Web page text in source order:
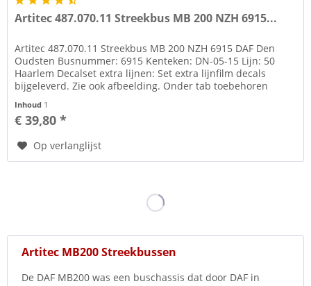
Artitec 487.070.11 Streekbus MB 200 NZH 6915...
Artitec 487.070.11 Streekbus MB 200 NZH 6915 DAF Den
Oudsten Busnummer: 6915 Kenteken: DN-05-15 Lijn: 50
Haarlem Decalset extra lijnen: Set extra lijnfilm decals
bijgeleverd. Zie ook afbeelding. Onder tab toebehoren
Inhoud 1
€ 39,80 *
Op verlanglijst
Artitec MB200 Streekbussen
De DAF MB200 was een buschassis dat door DAF in